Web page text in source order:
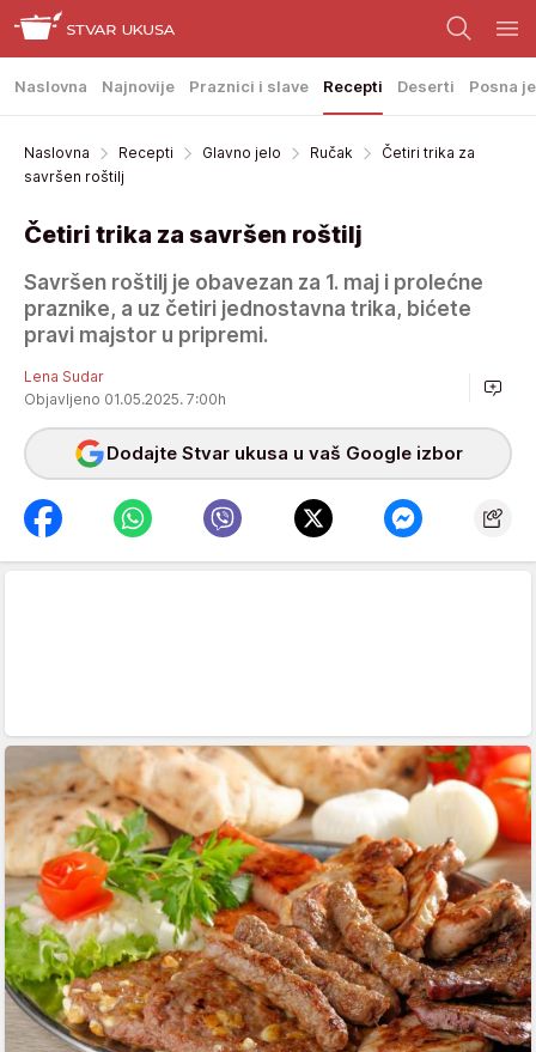
Naslovna Najnovije Praznici i slave Recepti Deserti Posna
Naslovna Recepti Glavno jelo Ručak
Četiri trika za
savršen roštilj
Četiri trika za savršen roštilj
Savršen roštilj je obavezan za 1. maj i prolećne
praznike, a uz četiri jednostavna trika, bićete
pravi majstor u pripremi.
Lena Sudar
Objavljeno 01.05.2025. 7:00h
Dodajte Stvar ukusa u vaš Google izbor